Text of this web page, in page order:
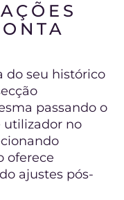
do seu histórico
passando o
utilizador no
oferece
ajustes pós-